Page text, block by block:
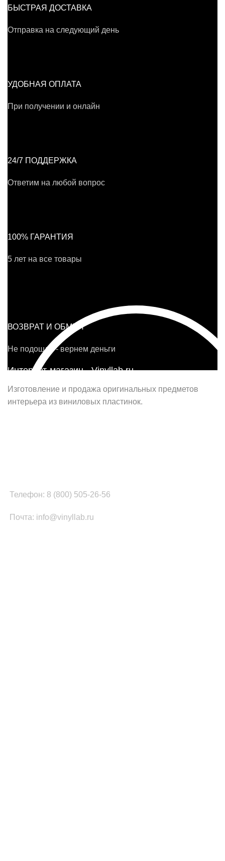
БЫСТРАЯ ДОСТАВКА
Отправка на следующий день
УДОБНАЯ ОПЛАТА
При получении и онлайн
24/7 ПОДДЕРЖКА
Ответим на любой вопрос
100% ГАРАНТИЯ
5 лет на все товары
ВОЗВРАТ И ОБМЕН
Не подошло - вернем деньги
Интернет-магазин - Vinyllab.ru
Изготовление и продажа оригинальных предметов
интерьера из виниловых пластинок.
Телефон: 8 (800) 505-26-56
Почта: info@vinyllab.ru